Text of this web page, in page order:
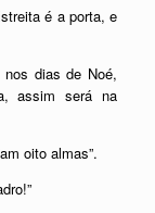
é a porta, e
dias de Noé,
assim será na
oito almas”.